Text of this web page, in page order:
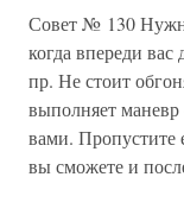
Совет № 130
когда впереди
пр. Не стоит
выполняет
вами. Пропустите
вы сможете и